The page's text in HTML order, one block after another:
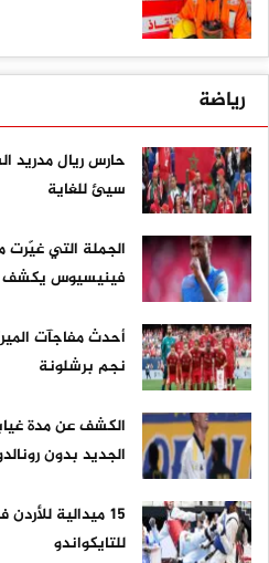
رياضة
حارس ريال مدريد
سيئ للغاية
الجملة التي غيّرت
فينيسيوس
أحدث مفاجآت
نجم برشلونة
الكشف عن مدة
الجديد بدون
15 ميدالية
للتايكواندو